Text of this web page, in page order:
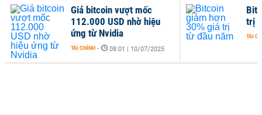
trị
TÀI
Giá bitcoin vượt mốc
112.000 USD nhờ hiệu
ứng từ Nvidia
TÀI CHÍNH - 08:01 | 10/07/2025